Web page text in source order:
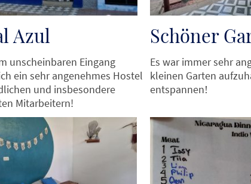
Azul
unscheinbaren Eingang
ein sehr angenehmes Hostel
und insbesondere
Mitarbeitern!
Schöner
Es war immer sehr
kleinen Garten
entspannen!